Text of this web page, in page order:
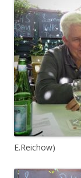
E.Reichow)